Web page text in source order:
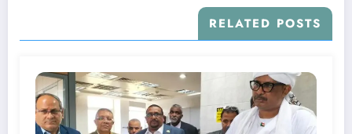
RELATED POSTS